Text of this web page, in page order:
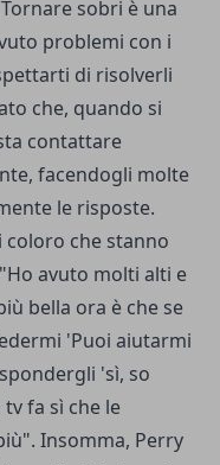
sobri è una
problemi con i
di risolverli
che, quando si
contattare
facendogli molte
le risposte.
che stanno
avuto molti alti e
bella ora è che se
'Puoi aiutarmi
'sì, so
fa sì che le
Insomma, Perry